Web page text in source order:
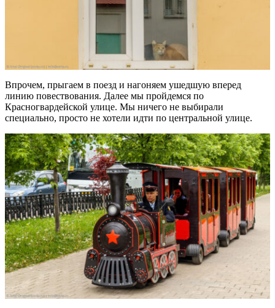
Впрочем, прыгаем в поезд и нагоняем ушедшую вперед
линию повествования. Далее мы пройдемся по
Красногвардейской улице. Мы ничего не выбирали
специально, просто не хотели идти по центральной улице.